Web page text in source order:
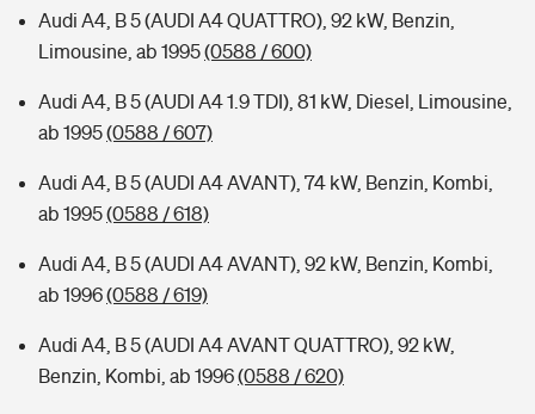
Audi A4, B 5 (AUDI A4 QUATTRO), 92 kW, Benzin,
Limousine, ab 1995(0588 / 600)
Audi A4, B 5 (AUDI A4 1.9 TDI), 81 kW, Diesel, Limousine,
ab 1995(0588 / 607)
Audi A4, B 5 (AUDI A4 AVANT), 74 kW, Benzin, Kombi,
ab 1995(0588 / 618)
Audi A4, B 5 (AUDI A4 AVANT), 92 kW, Benzin, Kombi,
ab 1996(0588 / 619)
Audi A4, B 5 (AUDI A4 AVANT QUATTRO), 92 kW,
Benzin, Kombi, ab 1996(0588 / 620)